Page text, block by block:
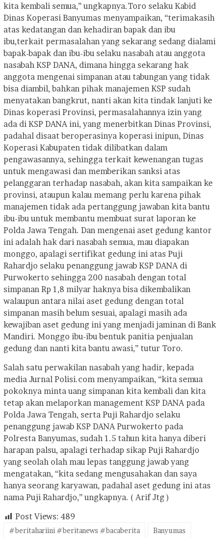
kita kembali semua,” ungkapnya.Toro selaku Kabid
Dinas Koperasi Banyumas menyampaikan, “terimakasih
atas kedatangan dan kehadiran bapak dan ibu
ibu,terkait permasalahan yang sekarang sedang dialami
bapak-bapak dan ibu-ibu selaku nasabah atau anggota
nasabah KSP DANA, dimana hingga sekarang hak
anggota mengenai simpanan atau tabungan yang tidak
bisa diambil, bahkan pihak manajemen KSP sudah
menyatakan bangkrut, nanti akan kita tindak lanjuti ke
Dinas koperasi Provinsi, permasalahannya izin yang
ada di KSP DANA ini, yang menerbitkan Dinas Provinsi,
padahal disaat beroperasinya koperasi inipun, Dinas
Koperasi Kabupaten tidak dilibatkan dalam
pengawasannya, sehingga terkait kewenangan tugas
untuk mengawasi dan memberikan sanksi atas
pelanggaran terhadap nasabah, akan kita sampaikan ke
provinsi, ataupun kalau memang perlu karena pihak
manajemen tidak ada pertanggung jawaban kita bantu
ibu-ibu untuk membantu membuat surat laporan ke
Polda Jawa Tengah. Dan mengenai aset gedung kantor
ini adalah hak dari nasabah semua, mau diapakan
monggo, apalagi sertifikat gedung ini atas Puji
Rahardjo selaku penanggung jawab KSP DANA di
Purwokerto sehingga 200 nasabah dengan total
simpanan Rp 1,8 milyar haknya bisa dikembalikan
walaupun antara nilai aset gedung dengan total
simpanan masih belum sesuai, apalagi masih ada
kewajiban aset gedung ini yang menjadi jaminan di Bank
Mandiri. Monggo ibu-ibu bentuk panitia penjualan
gedung dan nanti kita bantu awasi,” tutur Toro.
Salah satu perwakilan nasabah yang hadir, kepada
media Jurnal Polisi.com menyampaikan, “kita semua
pokoknya minta uang simpanan kita kembali dan kita
tetap akan melaporkan management KSP DANA pada
Polda Jawa Tengah, serta Puji Rahardjo selaku
penanggung jawab KSP DANA Purwokerto pada
Polresta Banyumas, sudah 1.5 tahun kita hanya diberi
harapan palsu, apalagi terhadap sikap Puji Rahardjo
yang seolah olah mau lepas tanggung jawab yang
mengatakan, “kita sedang mengusahakan dan saya
hanya seorang karyawan, padahal aset gedung ini atas
nama Puji Rahardjo,” ungkapnya. ( Arif Jtg )
Post Views: 489
#beritahariini #beritanews #bacaberita Banyumas